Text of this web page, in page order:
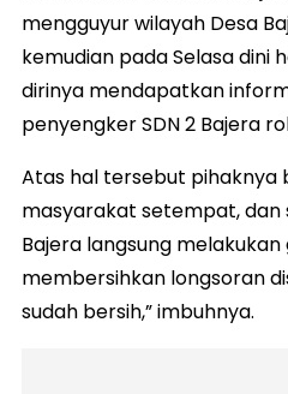
mengguyur wilayah Desa
kemudian pada Selasa dini
dirinya mendapatkan
penyengker SDN 2 Bajera
Atas hal tersebut pihaknya
masyarakat setempat, dan
Bajera langsung
membersihkan longsoran
sudah bersih,” imbuhnya.